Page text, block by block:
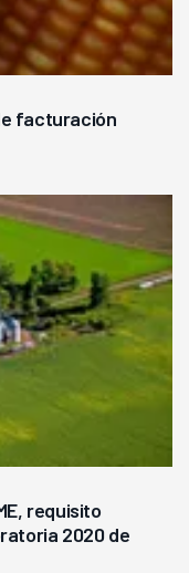
facturación
requisito
2020 de